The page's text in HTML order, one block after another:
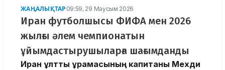
ЖАҢАЛЫҚТАР 09:59, 29 Маусым 2026
Иран футболшысы ФИФА мен 2026
жылғы әлем чемпионатын
ұйымдастырушыларға шағымданды
Иран ұлттық құрамасының капитаны Мехди